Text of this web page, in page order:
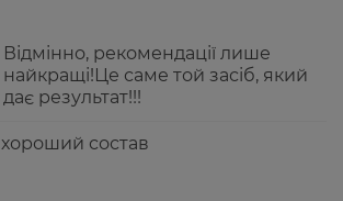
Відмінно, рекомендації лише
найкращі!Це саме той засіб, який
дає результат!!!
хороший состав